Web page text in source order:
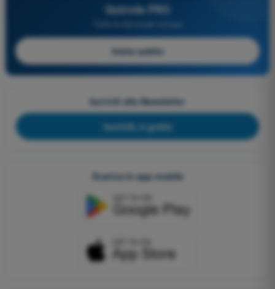
Quizvds PRO
Inizia subito
Iscriviti alla Newsletter
Iscriviti, è gratis
Scarica le app mobile